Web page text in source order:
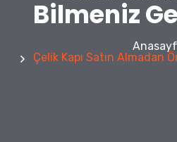
Bilmeniz
Çelik Kapı Satın Almadan